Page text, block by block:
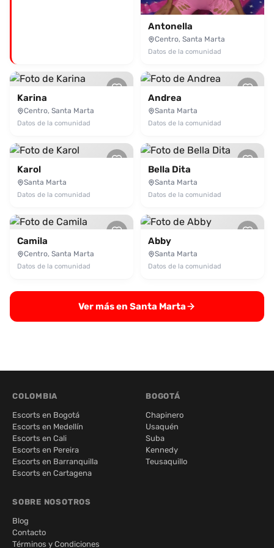
Antonella
Centro, Santa Marta
Datos de la comunidad
Karina
Centro, Santa Marta
Datos de la comunidad
Andrea
Santa Marta
Datos de la comunidad
Karol
Santa Marta
Datos de la comunidad
Bella Dita
Santa Marta
Datos de la comunidad
Camila
Centro, Santa Marta
Datos de la comunidad
Abby
Santa Marta
Datos de la comunidad
Ver más en Santa Marta
COLOMBIA
Escorts en Bogotá
Escorts en Medellín
Escorts en Cali
Escorts en Pereira
Escorts en Barranquilla
Escorts en Cartagena
BOGOTÁ
Chapinero
Usaquén
Suba
Kennedy
Teusaquillo
SOBRE NOSOTROS
Blog
Contacto
Términos y Condiciones